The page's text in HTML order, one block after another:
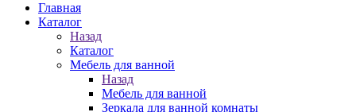
Главная
Каталог
Назад
Каталог
Мебель для ванной
Назад
Мебель для ванной
Зеркала для ванной комнаты